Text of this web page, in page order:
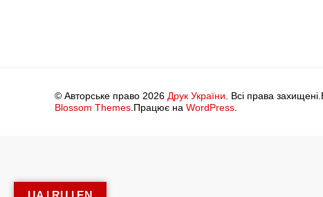
© Авторське право 2026 Друк України. Всі права захищені.
Blossom Themes.Працює на WordPress.